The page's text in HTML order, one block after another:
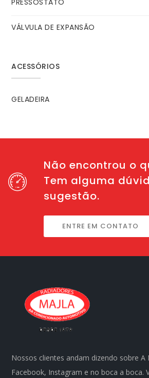
VÁLVULA DE EXPANSÃO
ACESSÓRIOS
GELADEIRA
Não encontrou o
Tem alguma
sugestão.
ENTRE EM CONTATO
Nossos clientes andam dizendo sobre
Facebook, Instagram e no boca a boca.